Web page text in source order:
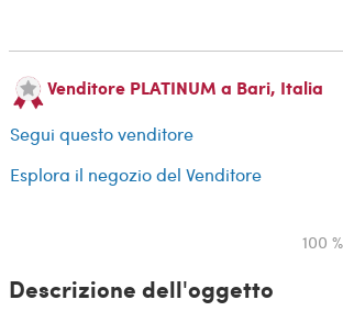
Venditore PLATINUM a Bari, Italia
Segui questo venditore
Esplora il negozio del Venditore
100
Descrizione dell'oggetto